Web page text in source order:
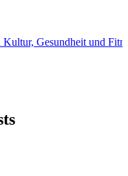
Gesundheit und